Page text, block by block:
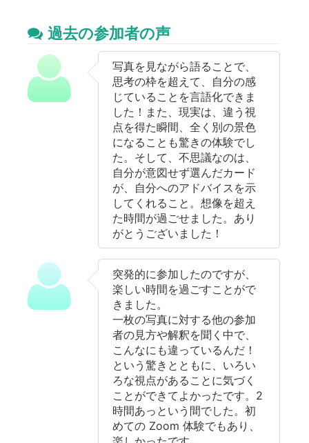
過去の参加者の声
写真を見ながら語ることで、
思考の枠を超えて、自分の感
じていることを言語化できま
した！また、現実は、違う視
点を得た瞬間、全く別の景色
になることも驚きの体験でし
た。そして、不思議なのは、
自分が意図せず選んだカード
が、自分へのアドバイスを示
してくれること。想像を超え
た時間が過ごせました。あり
がとうございました！
突発的に参加したのですが、
楽しい時間を過ごすことがで
きました。
一枚の写真に対する他の参加
者の見方や解釈を聞く中で、
こんなにも違っているんだ！
という驚きとともに、いろい
ろな視点があることに気づく
ことができてよかったです。2
時間あっという間でした。初
めての Zoom 体験でもあり、